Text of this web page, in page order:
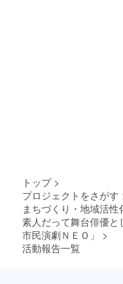
なリュウジのはじ
をうまく引き出せ
できればいいなと
ます。 このお芝居
さんの個性的な人
トップ >
プロジェクトをさがす
まちづくり・地域活性
素人だって舞台俳優
市民演劇ＮＥＯ」
>
活動報告一覧